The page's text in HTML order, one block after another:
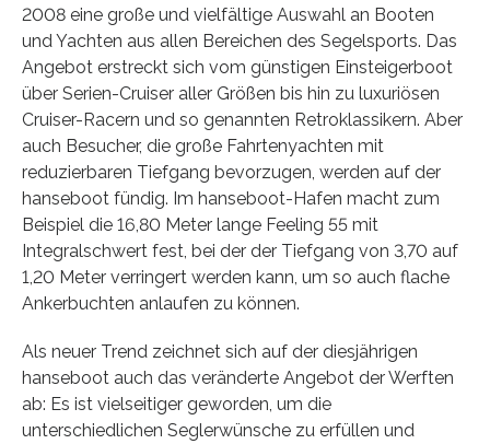
2008 eine große und vielfältige Auswahl an Booten
und Yachten aus allen Bereichen des Segelsports. Das
Angebot erstreckt sich vom günstigen Einsteigerboot
über Serien-Cruiser aller Größen bis hin zu luxuriösen
Cruiser-Racern und so genannten Retroklassikern. Aber
auch Besucher, die große Fahrtenyachten mit
reduzierbaren Tiefgang bevorzugen, werden auf der
hanseboot fündig. Im hanseboot-Hafen macht zum
Beispiel die 16,80 Meter lange Feeling 55 mit
Integralschwert fest, bei der der Tiefgang von 3,70 auf
1,20 Meter verringert werden kann, um so auch flache
Ankerbuchten anlaufen zu können.
Als neuer Trend zeichnet sich auf der diesjährigen
hanseboot auch das veränderte Angebot der Werften
ab: Es ist vielseitiger geworden, um die
unterschiedlichen Seglerwünsche zu erfüllen und